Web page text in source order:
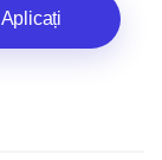
Aplicați